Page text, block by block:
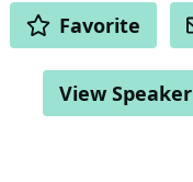
Favorite
View